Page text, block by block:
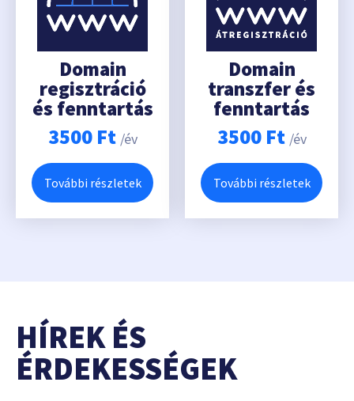
Domain
regisztráció
és fenntartás
3500 Ft /év
További részletek
Domain
transzfer és
fenntartás
3500 Ft /év
További részletek
HÍREK ÉS
ÉRDEKESSÉGEK